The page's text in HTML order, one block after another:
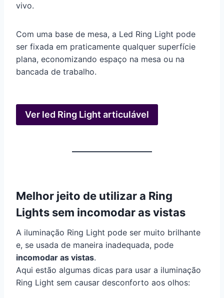
vivo.
Com uma base de mesa, a Led Ring Light pode
ser fixada em praticamente qualquer superfície
plana, economizando espaço na mesa ou na
bancada de trabalho.
Ver led Ring Light articulável
Melhor jeito de utilizar a Ring
Lights sem incomodar as vistas
A iluminação Ring Light pode ser muito brilhante
e, se usada de maneira inadequada, pode
incomodar as vistas.
Aqui estão algumas dicas para usar a iluminação
Ring Light sem causar desconforto aos olhos: